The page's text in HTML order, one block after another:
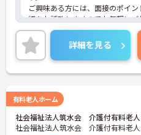
ご興味ある方には、面接のポイン
細をお話致しますのでお気軽に
詳細を見る
有料老人ホーム
社会福祉法人筑水会 介護付有料老
社会福祉法人筑水会 介護付有料老